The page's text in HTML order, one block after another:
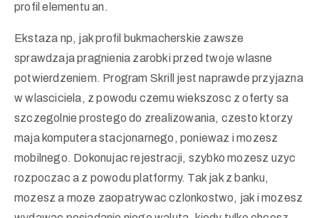
profil elementu an.
Ekstaza np, jak profil bukmacherskie zawsze
sprawdzaja pragnienia zarobki przed twoje wlasne
potwierdzeniem. Program Skrill jest naprawde przyjazna
w wlasciciela, z powodu czemu wiekszosc z oferty sa
szczegolnie prostego do zrealizowania, czesto ktorzy
maja komputera stacjonarnego, poniewaz i mozesz
mobilnego. Dokonujac rejestracji, szybko mozesz uzyc
rozpoczac a z powodu platformy. Tak jak z banku,
mozesz a moze zaopatrywac czlonkostwo, jak i mozesz